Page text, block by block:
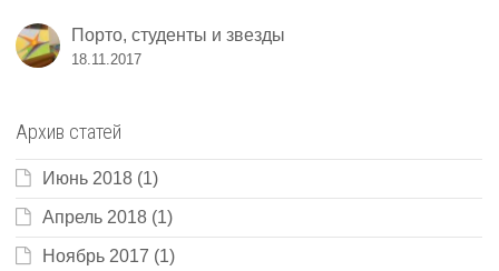
Порто, студенты и звезды
18.11.2017
Архив статей
Июнь 2018 (1)
Апрель 2018 (1)
Ноябрь 2017 (1)